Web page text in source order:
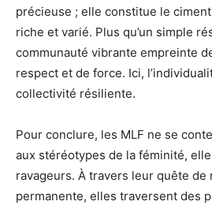
précieuse ; elle constitue le
riche et varié. Plus qu’un simple
communauté vibrante empreinte
respect et de force. Ici,
collectivité résiliente.
Pour conclure, les MLF ne se
aux stéréotypes de la féminité,
ravageurs. À travers leur quête de
permanente, elles traversent des